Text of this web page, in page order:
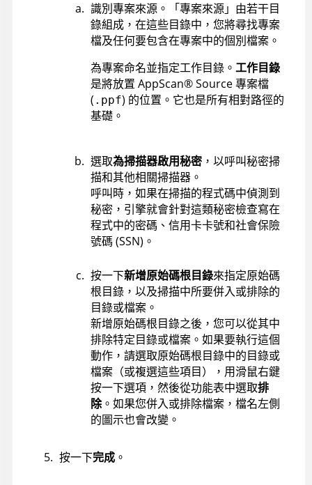
識別專案來源。「專案來源」由若干目
錄組成，在這些目錄中，您將尋找專案
檔及任何要包含在專案中的個別檔案。
為專案命名並指定工作目錄。 工作目錄
是將放置 AppScan®Source專案檔
( .ppf) 的位置。它也是所有相對路徑的
基礎。
選取為掃描器啟用秘密 ，以呼叫秘密掃
描和其他相關掃描器。
呼叫時，如果在掃描的程式碼中偵測到
秘密，引擎就會針對這類秘密檢查寫在
程式中的密碼、信用卡卡號和社會保險
號碼 (SSN)。
按一下新增原始碼根目錄來指定原始碼
根目錄，以及掃描中所要併入或排除的
目錄或檔案。
新增原始碼根目錄之後，您可以從其中
排除特定目錄或檔案。如果要執行這個
動作，請選取原始碼根目錄中的目錄或
檔案（或複選這些項目），用滑鼠右鍵
按一下選項，然後從功能表中選取排
除。如果您併入或排除檔案，檔名左側
的圖示也會改變。
按一下完成 。